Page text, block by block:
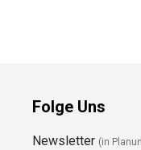
Folge Uns
Newsletter (in